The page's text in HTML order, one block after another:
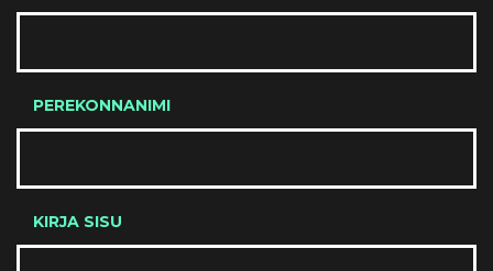
PEREKONNANIMI
KIRJA SISU